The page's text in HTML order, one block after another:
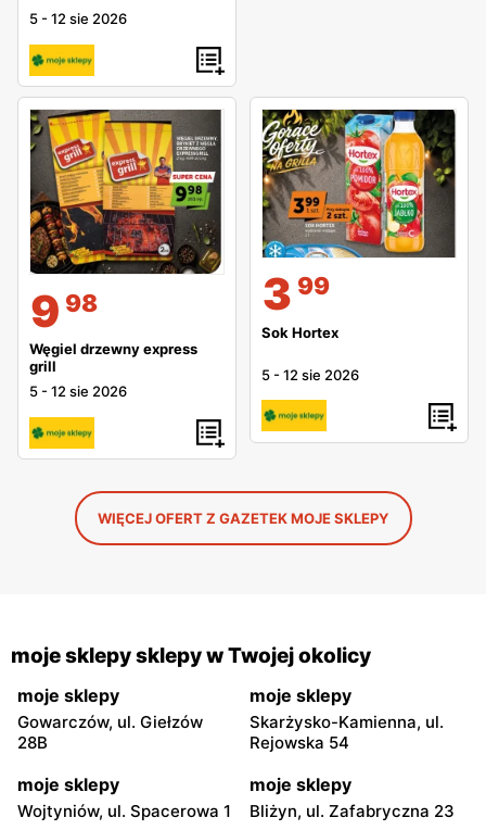
5 -12 sie 2026
9 98
Węgiel drzewny express
grill
5 -12 sie 2026
3 99
Sok Hortex
5 -12 sie 2026
WIĘCEJ OFERT Z GAZETEK MOJE SKLEPY
moje sklepy sklepy w Twojej okolicy
moje sklepy
Gowarczów, ul. Giełzów
28B
moje sklepy
Skarżysko-Kamienna, ul.
Rejowska 54
moje sklepy
Wojtyniów, ul. Spacerowa 1
moje sklepy
Bliżyn, ul. Zafabryczna 23